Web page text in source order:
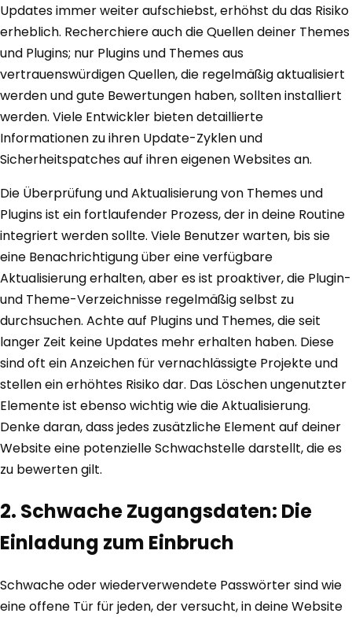
Updates immer weiter aufschiebst, erhöhst du das Risiko
erheblich. Recherchiere auch die Quellen deiner Themes
und Plugins; nur Plugins und Themes aus
vertrauenswürdigen Quellen, die regelmäßig aktualisiert
werden und gute Bewertungen haben, sollten installiert
werden. Viele Entwickler bieten detaillierte
Informationen zu ihren Update-Zyklen und
Sicherheitspatches auf ihren eigenen Websites an.
Die Überprüfung und Aktualisierung von Themes und
Plugins ist ein fortlaufender Prozess, der in deine Routine
integriert werden sollte. Viele Benutzer warten, bis sie
eine Benachrichtigung über eine verfügbare
Aktualisierung erhalten, aber es ist proaktiver, die Plugin-
und Theme-Verzeichnisse regelmäßig selbst zu
durchsuchen. Achte auf Plugins und Themes, die seit
langer Zeit keine Updates mehr erhalten haben. Diese
sind oft ein Anzeichen für vernachlässigte Projekte und
stellen ein erhöhtes Risiko dar. Das Löschen ungenutzter
Elemente ist ebenso wichtig wie die Aktualisierung.
Denke daran, dass jedes zusätzliche Element auf deiner
Website eine potenzielle Schwachstelle darstellt, die es
zu bewerten gilt.
2. Schwache Zugangsdaten: Die
Einladung zum Einbruch
Schwache oder wiederverwendete Passwörter sind wie
eine offene Tür für jeden, der versucht, in deine Website